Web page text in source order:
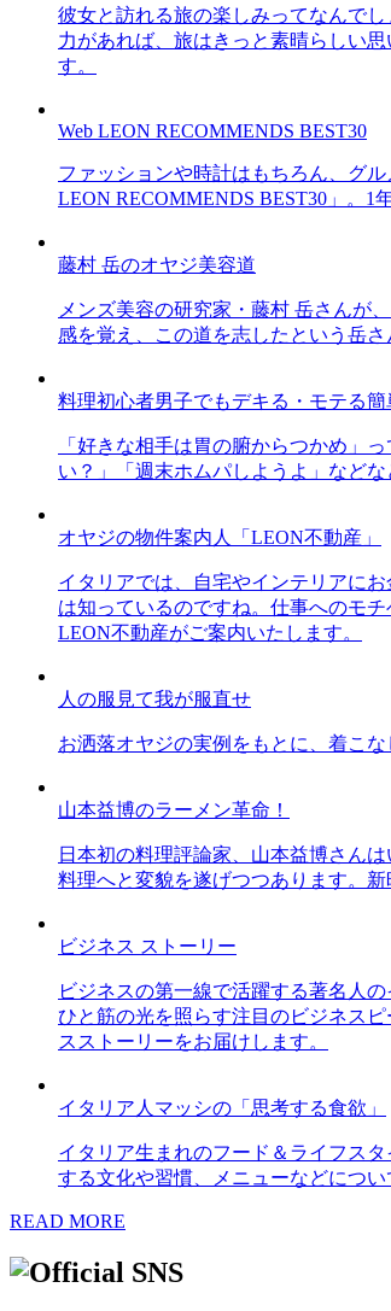
彼女と訪れる旅の楽しみってなんで
力があれば、旅はきっと素晴らしい
す。
Web LEON RECOMMENDS BEST30
ファッションや時計はもちろん、グ
LEON RECOMMENDS BEST30」。1
藤村 岳のオヤジ美容道
メンズ美容の研究家・藤村 岳さんが
感を覚え、この道を志したという岳
料理初心者男子でもデキる・モテる簡
「好きな相手は胃の腑からつかめ」
い？」「週末ホムパしようよ」など
オヤジの物件案内人「LEON不動産」
イタリアでは、自宅やインテリアに
は知っているのですね。仕事へのモ
LEON不動産がご案内いたします。
人の服見て我が服直せ
お洒落オヤジの実例をもとに、着こ
山本益博のラーメン革命！
日本初の料理評論家、山本益博さん
料理へと変貌を遂げつつあります。
ビジネス ストーリー
ビジネスの第一線で活躍する著名人
ひと筋の光を照らす注目のビジネス
スストーリーをお届けします。
イタリア人マッシの「思考する食欲」
イタリア生まれのフード＆ライフス
する文化や習慣、メニューなどについ
READ MORE